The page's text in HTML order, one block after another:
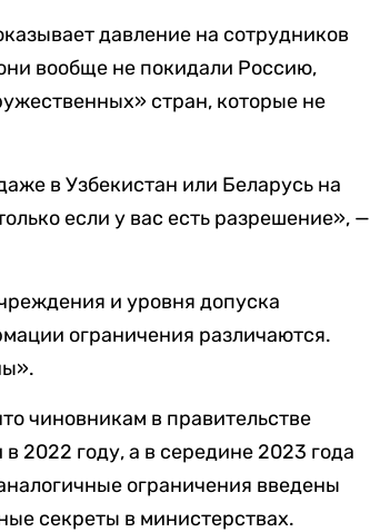
давление на сотрудников
вообще не покидали Россию,
стран, которые не
в Узбекистан или Беларусь на
если у вас есть разрешение», —
и уровня допуска
ограничения различаются.
чиновникам в правительстве
2022 году, а в середине 2023 года
ограничения введены
секреты в министерствах.